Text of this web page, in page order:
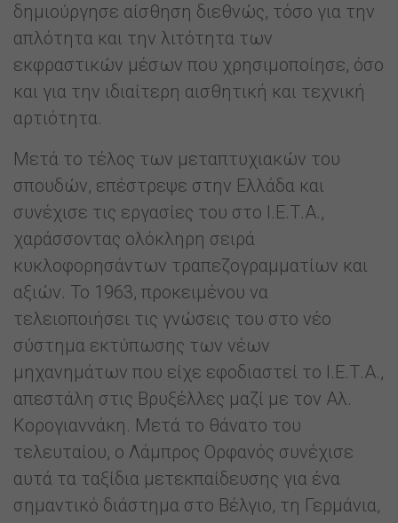
δημιούργησε αίσθηση διεθνώς, τόσο για την
απλότητα και την λιτότητα των
εκφραστικών μέσων που χρησιμοποίησε, όσο
και για την ιδιαίτερη αισθητική και τεχνική
αρτιότητα.
Μετά το τέλος των μεταπτυχιακών του
σπουδών, επέστρεψε στην Ελλάδα και
συνέχισε τις εργασίες του στο Ι.Ε.Τ.Α.,
χαράσσοντας ολόκληρη σειρά
κυκλοφορησάντων τραπεζογραμματίων και
αξιών. Το 1963, προκειμένου να
τελειοποιήσει τις γνώσεις του στο νέο
σύστημα εκτύπωσης των νέων
μηχανημάτων που είχε εφοδιαστεί το Ι.Ε.Τ.Α.,
απεστάλη στις Βρυξέλλες μαζί με τον Αλ.
Κορογιαννάκη. Μετά το θάνατο του
τελευταίου, ο Λάμπρος Ορφανός συνέχισε
αυτά τα ταξίδια μετεκπαίδευσης για ένα
σημαντικό διάστημα στο Βέλγιο, τη Γερμάνια,